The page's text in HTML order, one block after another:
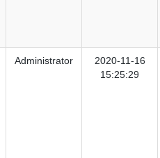
Administrator
2020-11-16
15:25:29